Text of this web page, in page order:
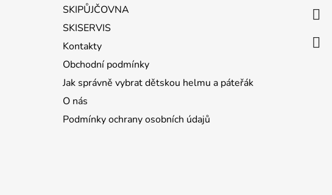
SKIPŮJČOVNA
SKISERVIS
Kontakty
Obchodní podmínky
Jak správně vybrat dětskou helmu a páteřák
O nás
Podmínky ochrany osobních údajů